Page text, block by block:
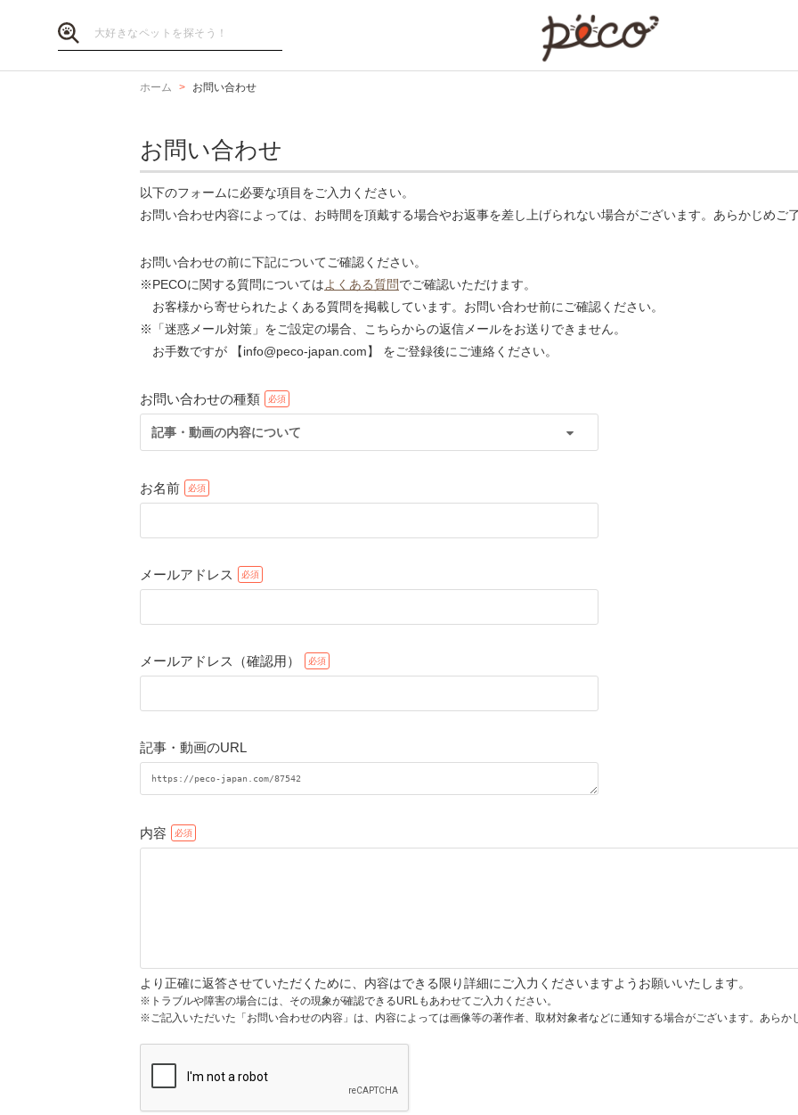
ホーム お問い合わせ
お問い合わせ
以下のフォームに必要な項目をご入力ください。
お問い合わせ内容によっては、お時間を頂戴する場合やお返事を差し上げられない場合がございます。あらかじめご
お問い合わせの前に下記についてご確認ください。
※PECOに関する質問についてはよくある質問でご確認いただけます。
お客様から寄せられたよくある質問を掲載しています。お問い合わせ前にご確認ください。
※「迷惑メール対策」をご設定の場合、こちらからの返信メールをお送りできません。
お手数ですが 【info@peco-japan.com】 をご登録後にご連絡ください。
お問い合わせの種類
記事・動画の内容について
お名前
メールアドレス
メールアドレス（確認用）
記事・動画のURL
内容
より正確に返答させていただくために、内容はできる限り詳細にご入力くださいますようお願いいたします。
※トラブルや障害の場合には、その現象が確認できるURLもあわせてご入力ください。
※ご記入いただいた「お問い合わせの内容」は、内容によっては画像等の著作者、取材対象者などに通知する場合がございます。あらか